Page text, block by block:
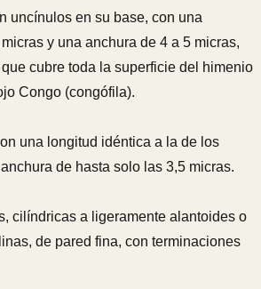
uncínulos en su base, con una
y una anchura de 4 a 5 micras,
cubre toda la superficie del himenio
Congo (congófila).
una longitud idéntica a la de los
de hasta solo las 3,5 micras.
cilíndricas a ligeramente alantoides o
de pared fina, con terminaciones